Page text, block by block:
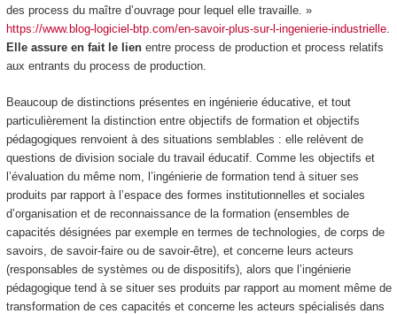
des process du maître d’ouvrage pour lequel elle travaille. »
https://www.blog-logiciel-btp.com/en-savoir-plus-sur-l-ingenierie-industrielle.
Elle assure en fait le lienentre process de production et process relatifs
aux entrants du process de production.
Beaucoup de distinctions présentes en ingénierie éducative, et tout
particulièrement la distinction entre objectifs de formation et objectifs
pédagogiques renvoient à des situations semblables : elle relèvent de
questions de division sociale du travail éducatif. Comme les objectifs et
l’évaluation du même nom, l’ingénierie de formationtend à situer ses
produits par rapport à l’espace des formes institutionnelles et sociales
d’organisation et de reconnaissance de la formation(ensembles de
capacités désignées par exemple en termes de technologies, de corps de
savoirs, de savoir-faire ou de savoir-être), et concerne leurs acteurs
(responsables de systèmes ou de dispositifs), alors que l’ingénierie
pédagogique tend à se situer ses produits par rapport au moment même de
transformation de ces capacités et concerne les acteurs spécialisés dans